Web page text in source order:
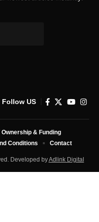
Follow US
Developed byAdlink Digital
Ownership & Funding
Conditions Contact